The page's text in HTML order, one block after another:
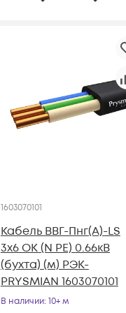
1603070101
Кабель ВВГ-Пнг(А)-LS
3х6 ОК (N PE) 0.66кВ
(бухта) (м) РЭК-
PRYSMIAN 1603070101
В наличии: 10+ м